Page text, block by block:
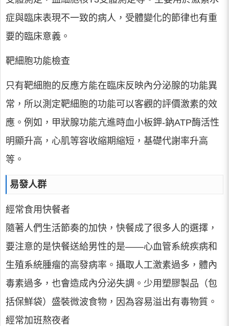
症與臨床表現不一致的病人，受體變化的節律也有重
要的臨床意義。
靶細胞功能檢查
只有靶細胞的反應方能在臨床反映內分泌腺的功能異
常，所以測定靶細胞的功能可以客觀的評價激素的效
應。例如，甲狀腺功能亢進時血小板鉀-鈉ATP酶活性
明顯升高，心肌等容收縮期縮短，基礎代謝率升高
等。
易發人群
經常食用快餐者
隨著人們生活節奏的加快，快餐成了很多人的選擇，
要注意的是快餐送給男性的是——心血管系統疾病和
生殖系統腫瘤的高發病率。攝取人工激素過多，體內
毒素過多，也會造成內分泌失調。少用塑膠製品（包
括保鮮袋）盛裝微波食物，因為容易溢出有毒物質。
經常加班熬夜者